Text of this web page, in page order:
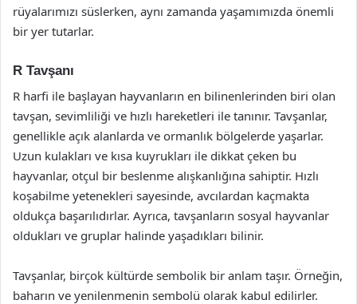
rüyalarımızı süslerken, aynı zamanda yaşamımızda önemli
bir yer tutarlar.
R Tavşanı
R harfi ile başlayan hayvanların en bilinenlerinden biri olan
tavşan, sevimliliği ve hızlı hareketleri ile tanınır. Tavşanlar,
genellikle açık alanlarda ve ormanlık bölgelerde yaşarlar.
Uzun kulakları ve kısa kuyrukları ile dikkat çeken bu
hayvanlar, otçul bir beslenme alışkanlığına sahiptir. Hızlı
koşabilme yetenekleri sayesinde, avcılardan kaçmakta
oldukça başarılıdırlar. Ayrıca, tavşanların sosyal hayvanlar
oldukları ve gruplar halinde yaşadıkları bilinir.
Tavşanlar, birçok kültürde sembolik bir anlam taşır. Örneğin,
baharın ve yenilenmenin sembolü olarak kabul edilirler.